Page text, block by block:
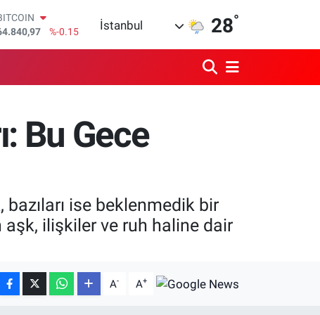
%0.18
%0.38
13.779
%-14
İstanbul 28°
Bu Gece
ise beklenmedik bir
aşk, ilişkiler ve ruh haline dair
A- A+